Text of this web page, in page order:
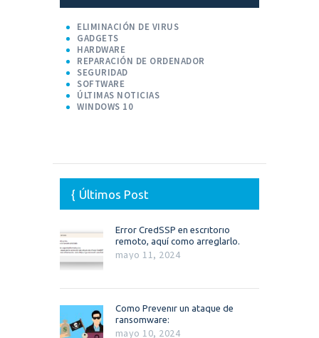
ELIMINACIÓN DE VIRUS
GADGETS
HARDWARE
REPARACIÓN DE ORDENADOR
SEGURIDAD
SOFTWARE
ÚLTIMAS NOTICIAS
WINDOWS 10
Últimos Post
Error CredSSP en escritorio
remoto, aquí como arreglarlo.
mayo 11, 2024
Como Prevenir un ataque de
ransomware:
mayo 10, 2024